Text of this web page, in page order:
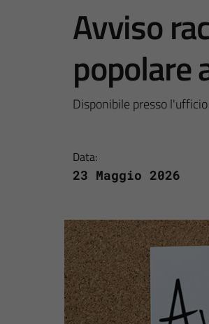
Avviso
popolare
Disponibile presso
Data:
23 Maggio 2026